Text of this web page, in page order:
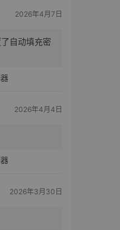
2026年4月7日
自动填充密
2026年4月4日
2026年3月30日